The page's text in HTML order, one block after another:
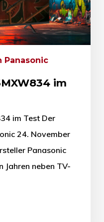
Panasonic
im
im Test Der
24. November
Panasonic
Jahren neben TV-